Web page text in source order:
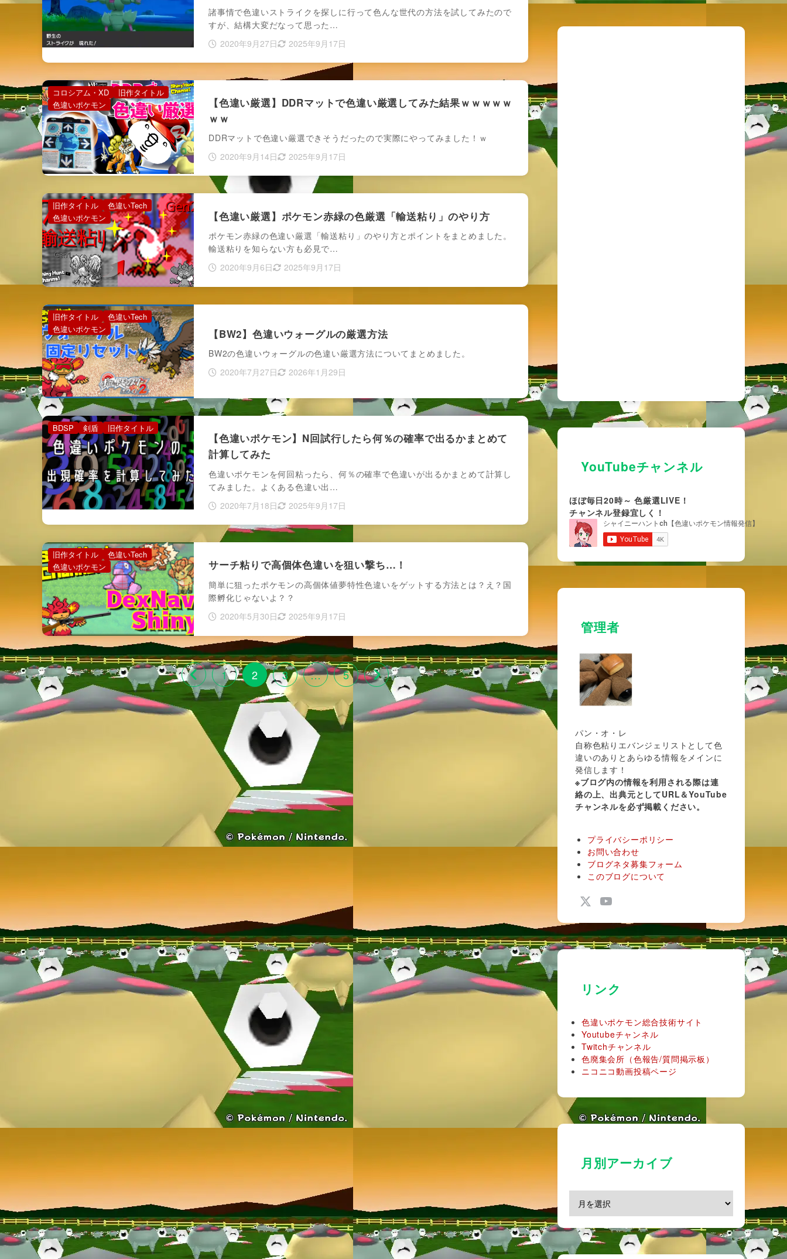
諸事情で色違いストライクを探しに行って色んな世代の方法を試してみたので
すが、結構大変だなって思った…
2020年9月27日
2025年9月17日
【色違い厳選】DDRマットで色違い厳選してみた結果ｗｗｗｗｗ
ｗｗ
DDRマットで色違い厳選できそうだったので実際にやってみました！ｗ
2020年9月14日
2025年9月17日
コロシアム・XD
旧作タイトル
色違いポケモン
【色違い厳選】ポケモン赤緑の色厳選「輸送粘り」のやり方
ポケモン赤緑の色違い厳選「輸送粘り」のやり方とポイントをまとめました。
輸送粘りを知らない方も必見で…
2020年9月6日
2025年9月17日
旧作タイトル
色違いTech
色違いポケモン
【BW2】色違いウォーグルの厳選方法
BW2の色違いウォーグルの色違い厳選方法についてまとめました。
2020年7月27日
2026年1月29日
旧作タイトル
色違いTech
色違いポケモン
【色違いポケモン】N回試行したら何％の確率で出るかまとめて
計算してみた
色違いポケモンを何回粘ったら、何％の確率で色違いが出るかまとめて計算し
てみました。よくある色違い出…
2020年7月18日
2025年9月17日
BDSP 剣盾 旧作タイトル
サーチ粘りで高個体色違いを狙い撃ち…！
簡単に狙ったポケモンの高個体値夢特性色違いをゲットする方法とは？え？国
際孵化じゃないよ？？
2020年5月30日
2025年9月17日
旧作タイトル
色違いTech
色違いポケモン
1 2 3 … 5
YouTubeチャンネル
ほぼ毎日20時～ 色厳選LIVE！
チャンネル登録宜しく！
管理者
パン・オ・レ
自称色粘りエバンジェリストとして色
違いのありとあらゆる情報をメインに
発信します！
※ブログ内の情報を利用される際は連
絡の上、出典元としてURL＆YouTube
チャンネルを必ず掲載ください。
プライバシーポリシー
お問い合わせ
ブログネタ募集フォーム
このブログについて
リンク
色違いポケモン総合技術サイト
Youtubeチャンネル
Twitchチャンネル
色廃集会所（色報告/質問掲示板）
ニコニコ動画投稿ページ
月別アーカイブ